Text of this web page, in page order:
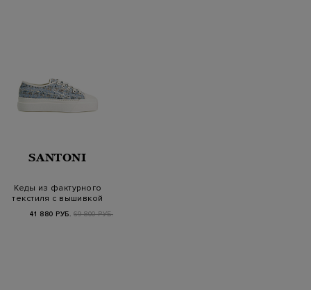
SANTONI
Кеды из фактурного
текстиля с вышивкой
41 880 РУБ. 69 800 РУБ.